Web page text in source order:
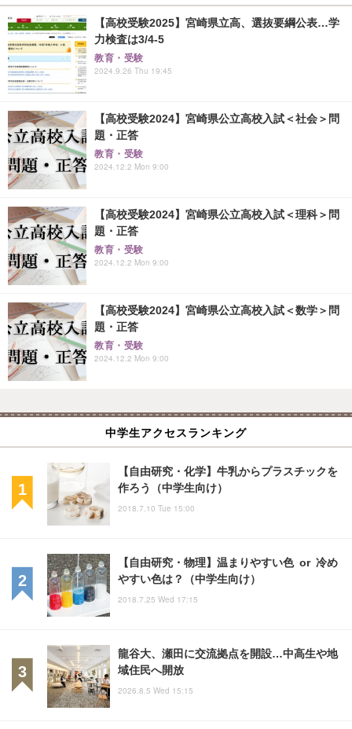
【高校受験2025】宮崎県立高、選抜要綱公表…学
力検査は3/4-5
教育・受験
2024.9.26 Thu 19:45
【高校受験2024】宮崎県公立高校入試＜社会＞問
題・正答
教育・受験
2024.12.2 Mon 9:00
【高校受験2024】宮崎県公立高校入試＜理科＞問
題・正答
教育・受験
2024.12.2 Mon 9:00
【高校受験2024】宮崎県公立高校入試＜数学＞問
題・正答
教育・受験
2024.12.2 Mon 9:00
中学生アクセスランキング
【自由研究・化学】牛乳からプラスチックを
作ろう（中学生向け）
2018.7.10 Tue 15:00
【自由研究・物理】温まりやすい色 or 冷め
やすい色は？（中学生向け）
2018.7.25 Wed 17:15
龍谷大、瀬田に交流拠点を開設…中高生や地
域住民へ開放
2026.8.5 Wed 15:15